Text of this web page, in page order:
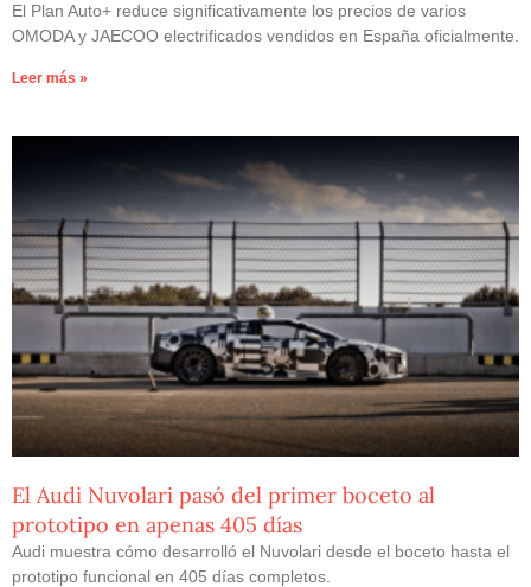
El Plan Auto+ reduce significativamente los precios de varios
OMODA y JAECOO electrificados vendidos en España oficialmente.
Leer más »
El Audi Nuvolari pasó del primer boceto al
prototipo en apenas 405 días
Audi muestra cómo desarrolló el Nuvolari desde el boceto hasta el
prototipo funcional en 405 días completos.